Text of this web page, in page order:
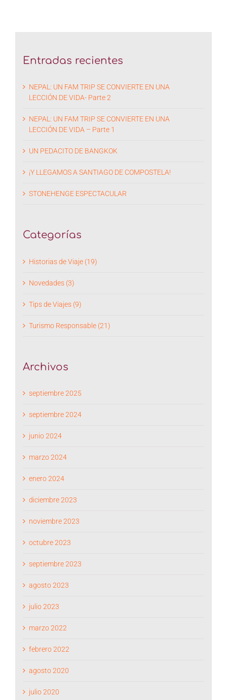
Entradas recientes
NEPAL: UN FAM TRIP SE CONVIERTE EN UNA
LECCIÓN DE VIDA- Parte 2
NEPAL: UN FAM TRIP SE CONVIERTE EN UNA
LECCIÓN DE VIDA – Parte 1
UN PEDACITO DE BANGKOK
¡Y LLEGAMOS A SANTIAGO DE COMPOSTELA!
STONEHENGE ESPECTACULAR
Categorías
Historias de Viaje (19)
Novedades (3)
Tips de Viajes (9)
Turismo Responsable (21)
Archivos
septiembre 2025
septiembre 2024
junio 2024
marzo 2024
enero 2024
diciembre 2023
noviembre 2023
octubre 2023
septiembre 2023
agosto 2023
julio 2023
marzo 2022
febrero 2022
agosto 2020
julio 2020